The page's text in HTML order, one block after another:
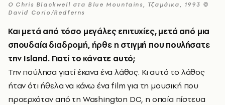
O Chris Blackwell στα Blue Mountains, Τζαμάικα, 1993 ©
David Corio/Redferns
Και μετά από τόσο μεγάλες επιτυχίες, μετά από μια
σπουδαία διαδρομή, ήρθε η στιγμή που πουλήσατε
την Island. Γιατί το κάνατε αυτό;
Την πούλησα γιατί έκανα ένα λάθος. Κι αυτό το λάθος
ήταν ότι ήθελα να κάνω ένα film για τη μουσική που
προερχόταν από τη Washington DC, η οποία πίστευα